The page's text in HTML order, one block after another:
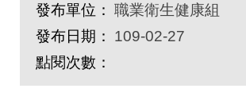
發布單位： 職業衛生健康組
發布日期：
109-02-27
點閱次數：